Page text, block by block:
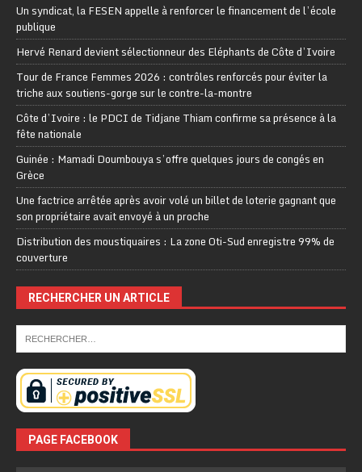
Un syndicat, la FESEN appelle à renforcer le financement de l’école
publique
Hervé Renard devient sélectionneur des Eléphants de Côte d’Ivoire
Tour de France Femmes 2026 : contrôles renforcés pour éviter la
triche aux soutiens-gorge sur le contre-la-montre
Côte d’Ivoire : le PDCI de Tidjane Thiam confirme sa présence à la
fête nationale
Guinée : Mamadi Doumbouya s’offre quelques jours de congés en
Grèce
Une factrice arrêtée après avoir volé un billet de loterie gagnant que
son propriétaire avait envoyé à un proche
Distribution des moustiquaires : La zone Oti-Sud enregistre 99% de
couverture
RECHERCHER UN ARTICLE
PAGE FACEBOOK